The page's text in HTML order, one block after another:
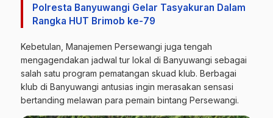
Polresta Banyuwangi Gelar Tasyakuran Dalam
Rangka HUT Brimob ke-79
Kebetulan, Manajemen Persewangi juga tengah
mengagendakan jadwal tur lokal di Banyuwangi sebagai
salah satu program pematangan skuad klub. Berbagai
klub di Banyuwangi antusias ingin merasakan sensasi
bertanding melawan para pemain bintang Persewangi.